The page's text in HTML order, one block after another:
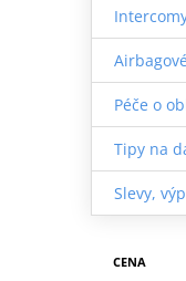
Péče o
Tipy na
Slevy,
CENA